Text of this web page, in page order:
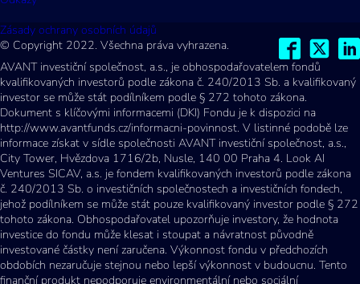
Zásady ochrany osobních údajů
© Copyright 2022. Všechna práva vyhrazena.
AVANT investiční společnost, a.s., je obhospodařovatelem fondů
kvalifikovaných investorů podle zákona č. 240/2013 Sb. a kvalifikovaný
investor se může stát podílníkem podle § 272 tohoto zákona.
Dokument s klíčovými informacemi (DKI) Fondu je k dispozici na
http://www.avantfunds.cz/informacni-povinnost. V listinné podobě lze
informace získat v sídle společnosti AVANT investiční společnost, a.s.,
City Tower, Hvězdova 1716/2b, Nusle, 140 00 Praha 4. Look AI
Ventures SICAV, a.s. je fondem kvalifikovaných investorů podle zákona
č. 240/2013 Sb. o investičních společnostech a investičních fondech,
jehož podílníkem se může stát pouze kvalifikovaný investor podle § 272
tohoto zákona. Obhospodařovatel upozorňuje investory, že hodnota
investice do fondu může klesat i stoupat a návratnost původně
investované částky není zaručena. Výkonnost fondu v předchozích
obdobích nezaručuje stejnou nebo lepší výkonnost v budoucnu. Tento
finanční produkt nepodporuje environmentální nebo sociální